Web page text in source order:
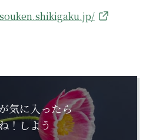
気に入ったら
！しよう